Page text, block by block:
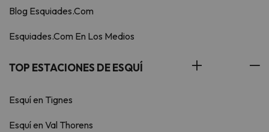
Blog Esquiades.Com
Esquiades.Com En Los Medios
TOP ESTACIONES DE ESQUÍ
Esquí en Tignes
Esquí en Val Thorens